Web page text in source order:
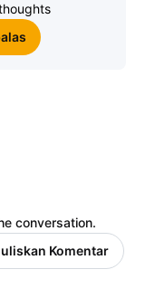
conversation.
Komentar